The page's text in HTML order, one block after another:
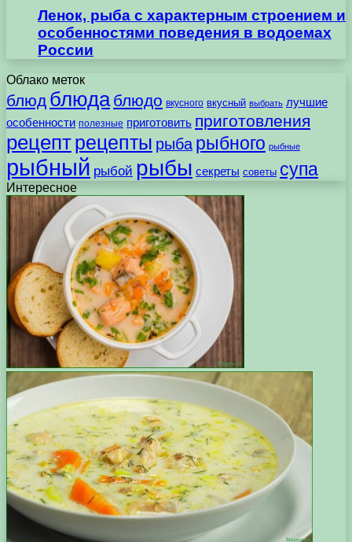
Ленок, рыба с характерным строением и
особенностями поведения в водоемах
России
Облако меток
блюд блюда блюдо вкусного вкусный выбрать лучшие
особенности полезные приготовить приготовления
рецептрецепты рыба рыбного рыбные
рыбный рыбой рыбы секреты советы супа
Интересное